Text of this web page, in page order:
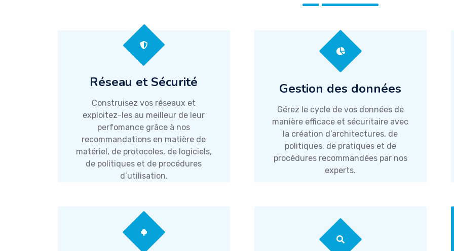
Réseau et Sécurité
Construisez vos réseaux et
exploitez-les au meilleur de leur
perfomance grâce à nos
recommandations en matière de
matériel, de protocoles, de logiciels,
de politiques et de procédures
d’utilisation.
Gestion des données
Gérez le cycle de vos données de
manière efficace et sécuritaire avec
la création d’architectures, de
politiques, de pratiques et de
procédures recommandées par nos
experts.